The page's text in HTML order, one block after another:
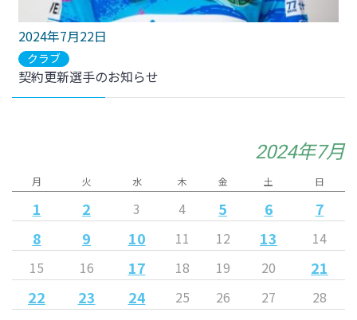
2024年7月22日
クラブ
契約更新選手のお知らせ
2024年7月
月 火 水 木 金 土 日
1 2 3 4 5 6
7
8
9 10 11 12 13
14
15
16 17 18 19 20
21
22
23 24 25 26 27 28